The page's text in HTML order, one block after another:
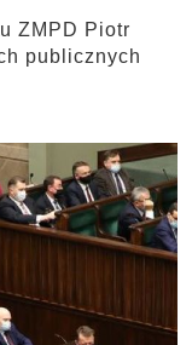
ZMPD Piotr
publicznych